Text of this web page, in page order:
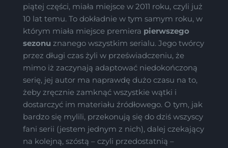
piątej części, miała miejsce w 2011 roku, czyli już
10 lat temu. To dokładnie w tym samym roku, w
którym miała miejsce premiera pierwszego
sezonu znanego wszystkim serialu. Jego twórcy
przez długi czas żyli w przeświadczeniu, że
mimo iż zaczynają adaptować niedokończoną
serię, jej autor ma naprawdę dużo czasu na to,
żeby zręcznie zamknąć wszystkie wątki i
dostarczyć im materiału źródłowego. O tym, jak
bardzo się mylili, przekonują się do dziś wszyscy
fani serii (jestem jednym z nich), dalej czekający
na kolejną, szóstą – czyli przedostatnią –